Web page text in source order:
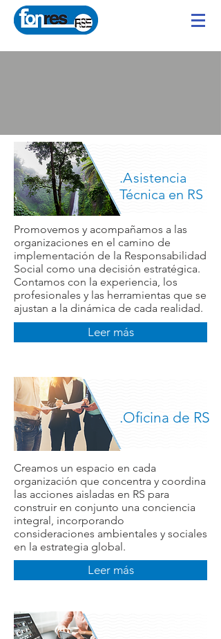
.Asistencia
Técnica en RS
Promovemos y acompañamos a las
organizaciones en el camino de
implementación de la Responsabilidad
Social como una decisión estratégica.
Contamos con la experiencia, los
profesionales y las herramientas que se
ajustan a la dinámica de cada realidad.
Leer más
.Oficina de RS
Creamos un espacio en cada
organización que concentra y coordina
las acciones aisladas en RS para
construir en conjunto una conciencia
integral, incorporando
consideraciones ambientales y sociales
en la estrategia global.
Leer más